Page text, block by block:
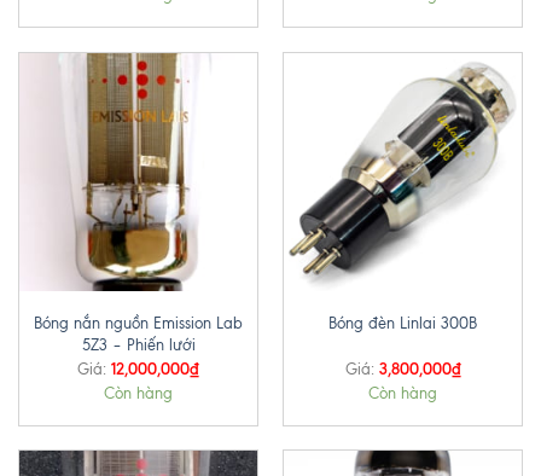
Bóng nắn nguồn Emission Lab
5Z3 – Phiến lưới
Giá: 12,000,000₫
Còn hàng
Bóng đèn Linlai 300B
Giá: 3,800,000₫
Còn hàng